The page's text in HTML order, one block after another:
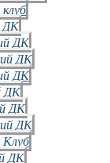
ДК
ДК
ДК
ДК
ДК
ДК
ДК
Клуб
ДК